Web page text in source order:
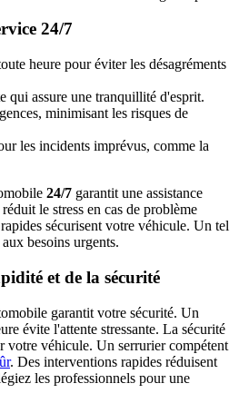
24/7
heure pour éviter les désagréments
qui assure une tranquillité d'esprit.
minimisant les risques de
les incidents imprévus, comme la
24/7 garantit une assistance
le stress en cas de problème
sécurisent votre véhicule. Un tel
besoins urgents.
et de la sécurité
garantit votre sécurité. Un
évite l'attente stressante. La sécurité
votre véhicule. Un serrurier compétent
. Des interventions rapides réduisent
les professionnels pour une